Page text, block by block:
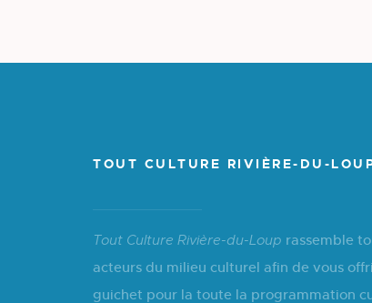
TOUT CULTURE RIVIÈRE-DU-
Tout Culture Rivière-du-Loup rassemble
acteurs du milieu culturel afin de vous
guichet pour la toute la programmation